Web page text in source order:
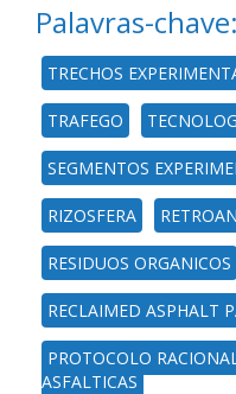
Palavras-chave:
TRECHOS
TRAFEGO
SEGMENTOS
RIZOSFERA
RESIDUOS ORGANICOS
RECLAIMED ASPHALT
PROTOCOLO
ASFALTICAS